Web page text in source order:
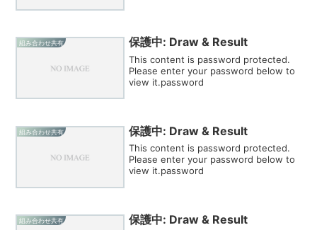
組み合わせ共有 保護中: Draw & Result
This content is password protected.
Please enter your password below to
view it.password
組み合わせ共有 保護中: Draw & Result
This content is password protected.
Please enter your password below to
view it.password
組み合わせ共有 保護中: Draw & Result